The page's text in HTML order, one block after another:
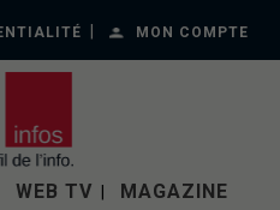
MON COMPTE
WEB TV MAGAZINE